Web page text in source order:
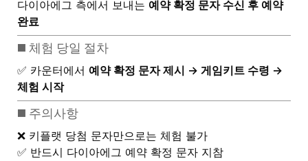
다이아에그 측에서 보내는 예약 확정 문자 수신 후 예약
완료
◼️ 체험 당일 절차
✅ 카운터에서 예약 확정 문자 제시 → 게임키트 수령 →
체험 시작
◼️ 주의사항
❌ 키플랫 당첨 문자만으로는 체험 불가
✅ 반드시 다이아에그 예약 확정 문자 지참